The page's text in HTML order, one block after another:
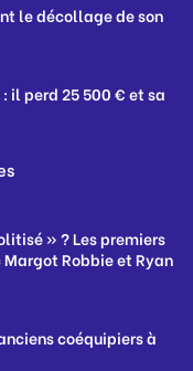
le décollage de son
il perd 25 500 € et sa
» ? Les premiers
Robbie et Ryan
coéquipiers à